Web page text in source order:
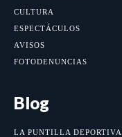
CULTURA
ESPECTÁCULOS
AVISOS
FOTODENUNCIAS
Blog
LA PUNTILLA DEPORTIVA